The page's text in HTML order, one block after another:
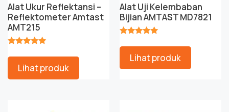
Alat Ukur Reflektansi –
Reflektometer Amtast
AMT215
Lihat produk
Alat Uji Kelembaban
Bijian AMTAST MD7821
Lihat produk